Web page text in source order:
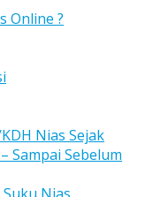
Online ?
Nias Sejak
Sampai Sebelum